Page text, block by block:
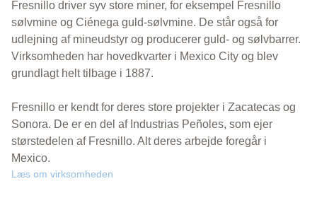
Fresnillo driver syv store miner, for eksempel Fresnillo
sølvmine og Ciénega guld-sølvmine. De står også for
udlejning af mineudstyr og producerer guld- og sølvbarrer.
Virksomheden har hovedkvarter i Mexico City og blev
grundlagt helt tilbage i 1887.
Fresnillo er kendt for deres store projekter i Zacatecas og
Sonora. De er en del af Industrias Peñoles, som ejer
størstedelen af Fresnillo. Alt deres arbejde foregår i
Mexico.
Læs om virksomheden